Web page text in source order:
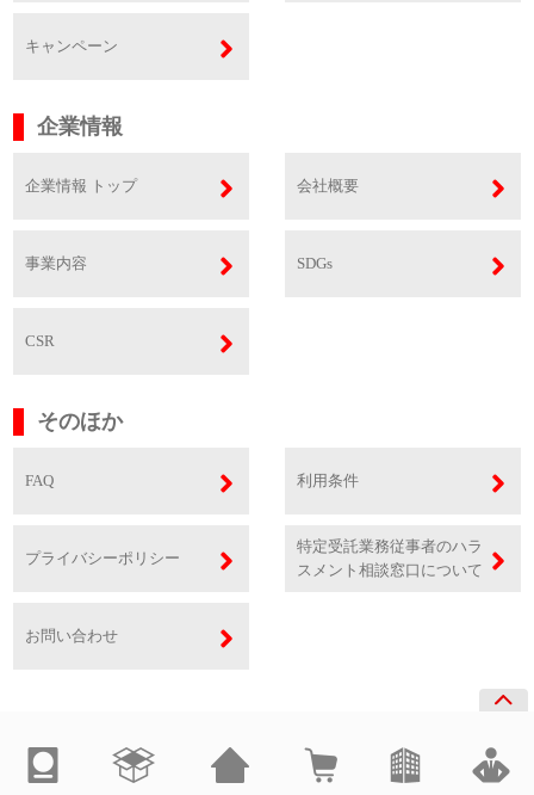
キャンペーン
企業情報
企業情報 トップ 会社概要
事業内容 SDGs
CSR
そのほか
FAQ 利用条件
プライバシーポリシー
特定受託業務従事者のハラ
スメント相談窓口について
お問い合わせ